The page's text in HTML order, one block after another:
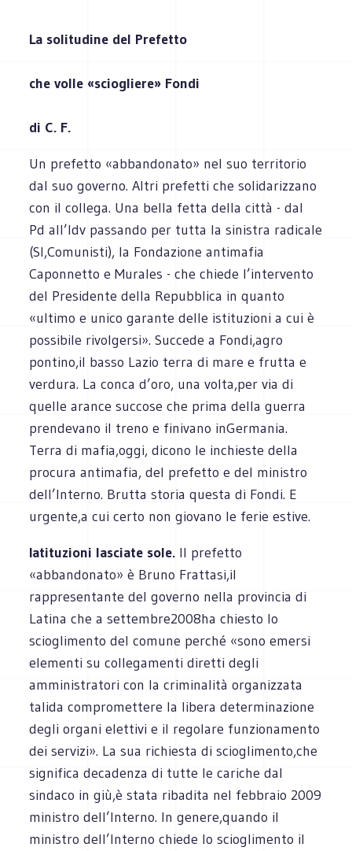
La solitudine del Prefetto
che volle «sciogliere» Fondi
di C. F.
Un prefetto «abbandonato» nel suo territorio
dal suo governo. Altri prefetti che solidarizzano
con il collega. Una bella fetta della città - dal
Pd all’Idv passando per tutta la sinistra radicale
(Sl,Comunisti), la Fondazione antimafia
Caponnetto e Murales - che chiede l’intervento
del Presidente della Repubblica in quanto
«ultimo e unico garante delle istituzioni a cui è
possibile rivolgersi». Succede a Fondi,agro
pontino,il basso Lazio terra di mare e frutta e
verdura. La conca d’oro, una volta,per via di
quelle arance succose che prima della guerra
prendevano il treno e finivano inGermania.
Terra di mafia,oggi, dicono le inchieste della
procura antimafia, del prefetto e del ministro
dell’Interno. Brutta storia questa di Fondi. E
urgente,a cui certo non giovano le ferie estive.
Iatituzioni lasciate sole. Il prefetto
«abbandonato» è Bruno Frattasi,il
rappresentante del governo nella provincia di
Latina che a settembre2008ha chiesto lo
scioglimento del comune perché «sono emersi
elementi su collegamenti diretti degli
amministratori con la criminalità organizzata
talida compromettere la libera determinazione
degli organi elettivi e il regolare funzionamento
dei servizi». La sua richiesta di scioglimento,che
significa decadenza di tutte le cariche dal
sindaco in giù,è stata ribadita nel febbraio 2009
ministro dell’Interno. In genere,quando il
ministro dell’Interno chiede lo scioglimento il